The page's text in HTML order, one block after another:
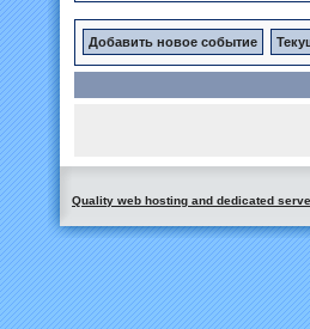
Добавить новое событие
Quality web hosting and dedicated